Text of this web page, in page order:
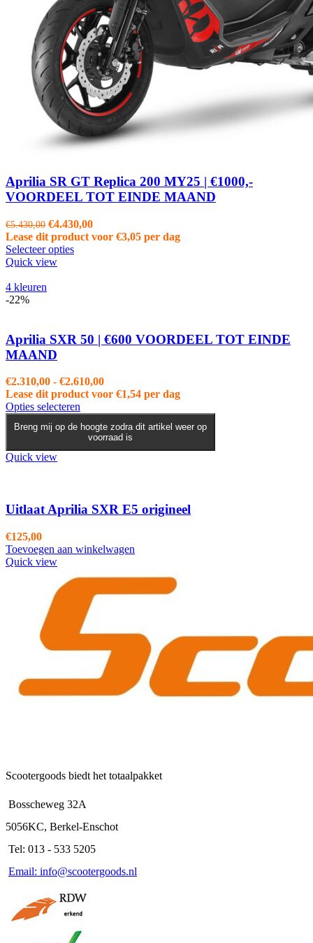
Aprilia SR GT Replica 200 MY25 | €1000,-
VOORDEEL TOT EINDE MAAND
€5.430,00 Oorspronkelijke
prijs
was:
€5.430,00.
€4.430,00Huidige
prijs
Lease dit product voor €3,05 per dag
Selecteer opties
Quick view
4 kleuren
-22%
Aprilia SXR 50 | €600 VOORDEEL TOT EINDE
MAAND
€2.310,00 - €2.610,00Prijsklasse:
€2.310,00
€2.610,00
Lease dit product voor €1,54 per dag
Opties selecteren
product
heeft
meerdere
gekozen
worden
de
productpagina
Breng mij op de hoogte zodra dit artikel weer op
voorraad is
Quick view
Uitlaat Aprilia SXR E5 origineel
€125,00
Toevoegen aan winkelwagen
Quick view
Scootergoods biedt het totaalpakket
Bosscheweg 32A
5056KC, Berkel-Enschot
Tel: 013 - 533 5205
Email: info@scootergoods.nl